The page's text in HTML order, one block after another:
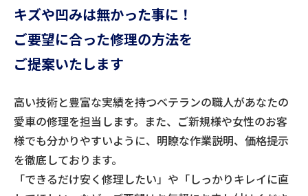
キズや凹みは無かった事に！
ご要望に合った修理の方法を
ご提案いたします
高い技術と豊富な実績を持つベテランの職人があなたの
愛車の修理を担当します。また、ご新規様や女性のお客
様でも分かりやすいように、明瞭な作業説明、価格提示
を徹底しております。
「できるだけ安く修理したい」や「しっかりキレイに直